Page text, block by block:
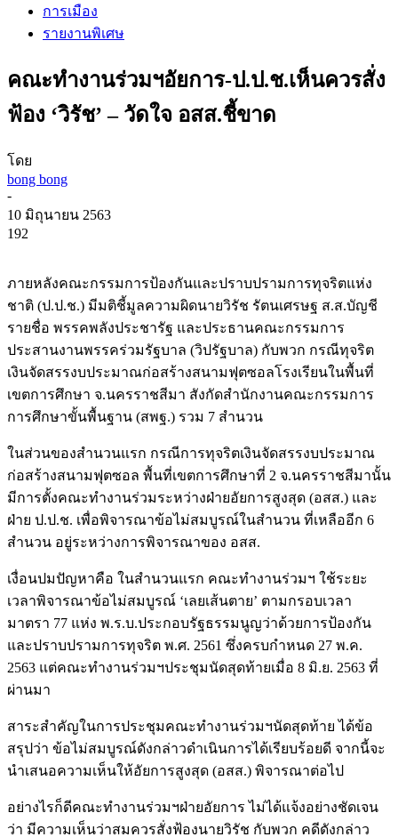
การเมือง
รายงานพิเศษ
คณะทำงานร่วมฯอัยการ-ป.ป.ช.เห็นควรสั่ง
ฟ้อง ‘วิรัช’ – วัดใจ อสส.ชี้ขาด
โดย
bong bong
-
10 มิถุนายน 2563
192
ภายหลังคณะกรรมการป้องกันและปราบปรามการทุจริตแห่ง
ชาติ (ป.ป.ช.) มีมติชี้มูลความผิดนายวิรัช รัตนเศรษฐ ส.ส.บัญชี
รายชื่อ พรรคพลังประชารัฐ และประธานคณะกรรมการ
ประสานงานพรรคร่วมรัฐบาล (วิปรัฐบาล) กับพวก กรณีทุจริต
เงินจัดสรรงบประมาณก่อสร้างสนามฟุตซอลโรงเรียนในพื้นที่
เขตการศึกษา จ.นครราชสีมา สังกัดสำนักงานคณะกรรมการ
การศึกษาขั้นพื้นฐาน (สพฐ.) รวม 7 สำนวน
ในส่วนของสำนวนแรก กรณีการทุจริตเงินจัดสรรงบประมาณ
ก่อสร้างสนามฟุตซอล พื้นที่เขตการศึกษาที่ 2 จ.นครราชสีมานั้น
มีการตั้งคณะทำงานร่วมระหว่างฝ่ายอัยการสูงสุด (อสส.) และ
ฝ่าย ป.ป.ช. เพื่อพิจารณาข้อไม่สมบูรณ์ในสำนวน ที่เหลืออีก 6
สำนวน อยู่ระหว่างการพิจารณาของ อสส.
เงื่อนปมปัญหาคือ ในสำนวนแรก คณะทำงานร่วมฯ ใช้ระยะ
เวลาพิจารณาข้อไม่สมบูรณ์ ‘เลยเส้นตาย’ ตามกรอบเวลา
มาตรา 77 แห่ง พ.ร.บ.ประกอบรัฐธรรมนูญว่าด้วยการป้องกัน
และปราบปรามการทุจริต พ.ศ. 2561 ซึ่งครบกำหนด 27 พ.ค.
2563 แต่คณะทำงานร่วมฯประชุมนัดสุดท้ายเมื่อ 8 มิ.ย. 2563 ที่
ผ่านมา
สาระสำคัญในการประชุมคณะทำงานร่วมฯนัดสุดท้าย ได้ข้อ
สรุปว่า ข้อไม่สมบูรณ์ดังกล่าวดำเนินการได้เรียบร้อยดี จากนี้จะ
นำเสนอความเห็นให้อัยการสูงสุด (อสส.) พิจารณาต่อไป
อย่างไรก็ดีคณะทำงานร่วมฯฝ่ายอัยการ ไม่ได้แจ้งอย่างชัดเจน
ว่า มีความเห็นว่าสมควรสั่งฟ้องนายวิรัช กับพวก คดีดังกล่าว